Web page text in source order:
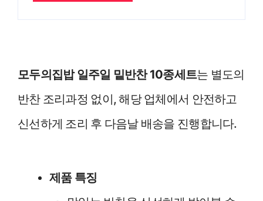
모두의집밥 일주일 밑반찬 10종세트는 별도의
반찬 조리과정 없이, 해당 업체에서 안전하고
신선하게 조리 후 다음날 배송을 진행합니다.
제품 특징